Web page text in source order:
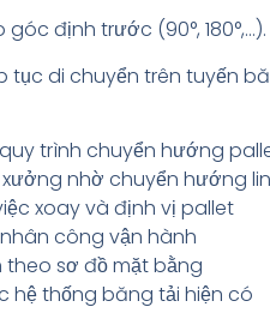
định trước (90°, 180°,…).
tục di chuyển trên tuyến
trình chuyển hướng
nhờ chuyển hướng
xoay và định vị pallet
công vận hành
theo sơ đồ mặt bằng
hệ thống băng tải hiện có